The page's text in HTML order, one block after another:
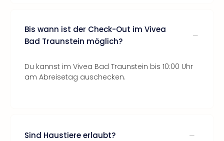
Bis wann ist der Check-Out im Vivea
Bad Traunstein möglich?
Du kannst im Vivea Bad Traunstein bis 10:00 Uhr
am Abreisetag auschecken.
Sind Haustiere erlaubt?